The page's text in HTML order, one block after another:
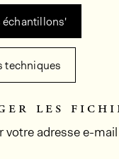
échantillons'
techniques
les
votre adresse e-